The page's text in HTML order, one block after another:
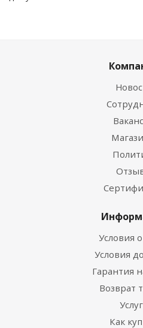
Условия
Условия
Гарантия
Возврат
Как